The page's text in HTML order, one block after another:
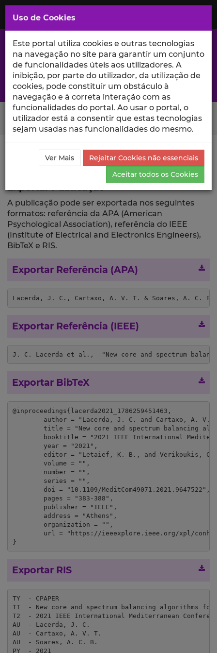
Saltar
para
Conteúdo
Principal
A excelência da investigação e ciência no Iscte
Search Button
Ciência_Iscte Publicações
Descrição Detalhada da
Publicação
Exportar
A publicação pode ser exportada nos seguintes
formatos: referência da APA (American
Psychological Association), referência do IEEE
(Institute of Electrical and Electronics Engineers),
BibTeX e RIS.
Exportar Referência (APA)
Lacerda, J. C., Cartaxo, A. V. T. & Soares, A. C.
Exportar Referência (IEEE)
J. C. Lacerda et al.,  "New core and spectrum
Exportar BibTeX
@inproceedings{lacerda2021_1786259451463,
}
Exportar RIS
TY  - CPAPER
TI  - New core and spectrum balancing algorithms
T2  - 2021 IEEE International Mediterranean
AU  - Lacerda, J. C.
AU  - Cartaxo, A. V. T.
AU  - Soares, A. C. B.
PY  - 2021
Uso de Cookies
Este portal utiliza cookies e outras tecnologias
na navegação no site para garantir um conjunto
de funcionalidades úteis aos utilizadores. A
inibição, por parte do utilizador, da utilização de
cookies, pode constituir um obstáculo à
navegação e à correta interação com as
funcionalidades do portal. Ao usar o portal, o
utilizador está a consentir que estas tecnologias
sejam usadas nas funcionalidades do mesmo.
Ver Mais
Rejeitar Cookies não essenciais
Aceitar todos os Cookies